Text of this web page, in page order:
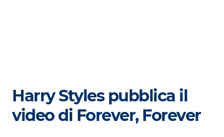
Conduttori
Repliche
Harry Styles pubblica il
video di Forever, Forever